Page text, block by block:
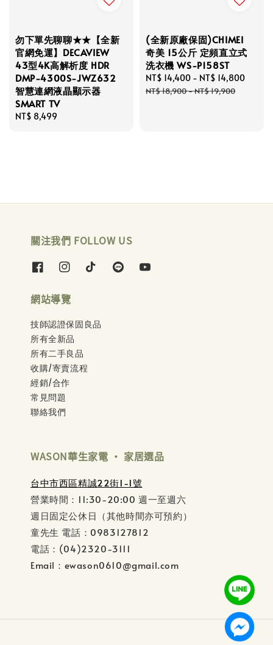
勿下單先聊聊★★【全新
官網免運】DECAVIEW
43型4K高解析度 HDR
DMP-4300S-JWZ632
智慧連網液晶顯示器
SMART TV
Regular
NT$ 8,499
(全新原廠保固)CHIMEI
奇美 15公斤 定頻直立式
洗衣機 WS-P158ST
Sale
price
NT$ 14,400 - NT$ 14,800
NT$ 18,900-NT$ 19,900
關注我們 FOLLOW US
網站導覽
技師認證保固良品
所有全新品
所有二手良品
收購/寄賣流程
經銷/合作
常見問題
聯絡我們
WASON華生家電 ‧ 家居選品
台中市西區精誠22街1-1號
營業時間：11:30-20:00 週一至週六
週日固定公休日（其他時間亦可預約）
童先生 電話：0983127812
電話：(04)2320-3111
Email：ewason0610@gmail.com